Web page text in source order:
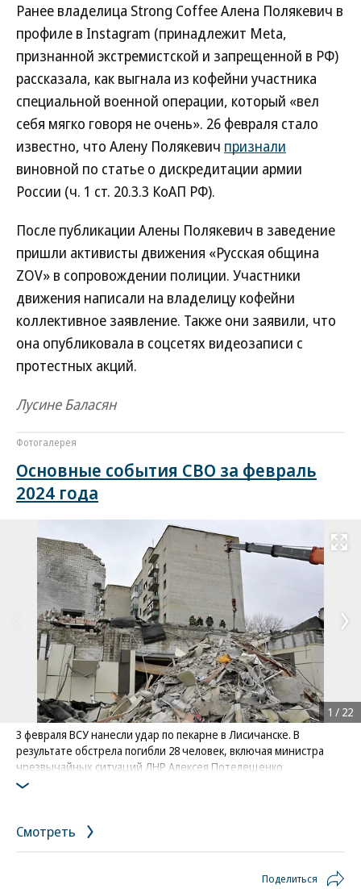
Ранее владелица Strong Coffee Алена Полякевич в
профиле в Instagram (принадлежит Meta,
признанной экстремистской и запрещенной в РФ)
рассказала, как выгнала из кофейни участника
специальной военной операции, который «вел
себя мягко говоря не очень». 26 февраля стало
известно, что Алену Полякевич признали
виновной по статье о дискредитации армии
России (ч. 1 ст. 20.3.3 КоАП РФ).
После публикации Алены Полякевич в заведение
пришли активисты движения «Русская община
ZOV» в сопровождении полиции. Участники
движения написали на владелицу кофейни
коллективное заявление. Также они заявили, что
она опубликовала в соцсетях видеозаписи с
протестных акций.
Лусине Баласян
Фотогалерея
Основные события СВО за февраль
2024 года
Развернуть
3 февраля ВСУ нанесли удар по пекарне в Лисичанске. В
результате обстрела погибли 28 человек, включая министра
чрезвычайных ситуaций ЛНР Алексея Потелещенко
Фото: Евгений Биятов / РИА Новости
1 / 22
Смотреть
Поделиться